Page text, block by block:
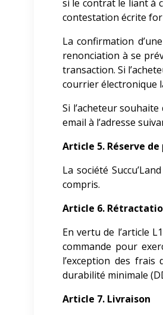
si le contrat le liant à
contestation écrite
La confirmation
renonciation à se
transaction. Si
courrier électronique
Si l’acheteur souhaite
email à l’adresse
Article 5. Réserve
La société Succu’Land
compris.
Article 6.
En vertu de l’article
commande pour
l’exception des
durabilité minimale
Article 7. Livraison